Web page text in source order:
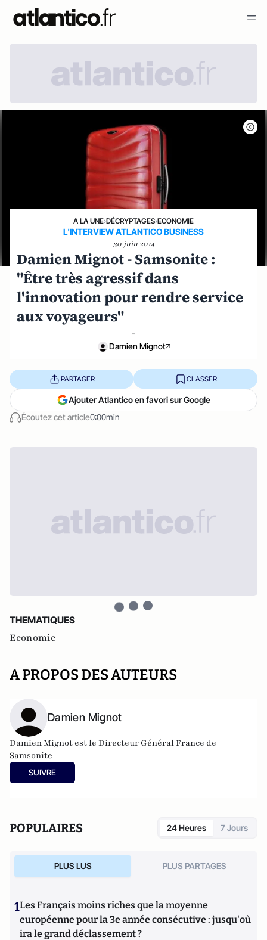
A LA UNE›DÉCRYPTAGES›ECONOMIE
L'INTERVIEW ATLANTICO BUSINESS
30 juin 2014
Damien Mignot - Samsonite :
"Être très agressif dans
l'innovation pour rendre service
aux voyageurs"
-
Damien Mignot
Écoutez cet article0:00min
PARTAGER CLASSER
Ajouter Atlantico en favori sur Google
THEMATIQUES
Economie
A PROPOS DES AUTEURS
Damien Mignot
Damien Mignot est le Directeur Général France de
Samsonite
SUIVRE
POPULAIRES 24 Heures 7 Jours
PLUS LUS PLUS PARTAGES
1Les Français moins riches que la moyenne
européenne pour la 3e année consécutive : jusqu'où
ira le grand déclassement ?